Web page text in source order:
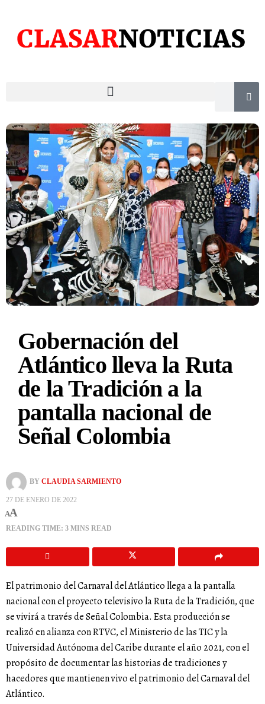
Gobernación del
Atlántico lleva la Ruta
de la Tradición a la
pantalla nacional de
Señal Colombia
BY CLAUDIA SARMIENTO
27 DE ENERO DE 2022
AA
READING TIME: 3 MINS READ
El patrimonio del Carnaval del Atlántico llega a la pantalla
nacional con el proyecto televisivo la Ruta de la Tradición, que
se vivirá a través de Señal Colombia. Esta producción se
realizó en alianza con RTVC, el Ministerio de las TIC y la
Universidad Autónoma del Caribe durante el año 2021, con el
propósito de documentar las historias de tradiciones y
hacedores que mantienen vivo el patrimonio del Carnaval del
Atlántico.